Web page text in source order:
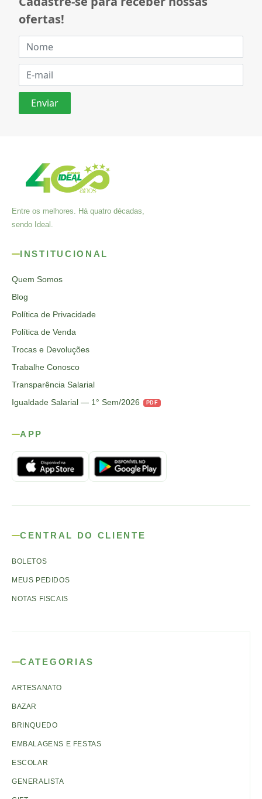
ofertas!
Entre os melhores. Há quatro décadas,
sendo Ideal.
INSTITUCIONAL
Quem Somos
Blog
Política de Privacidade
Política de Venda
Trocas e Devoluções
Trabalhe Conosco
Transparência Salarial
Igualdade Salarial — 1° Sem/2026
PDF
APP
CENTRAL DO CLIENTE
BOLETOS
MEUS PEDIDOS
NOTAS FISCAIS
CATEGORIAS
ARTESANATO
BAZAR
BRINQUEDO
EMBALAGENS E FESTAS
ESCOLAR
GENERALISTA